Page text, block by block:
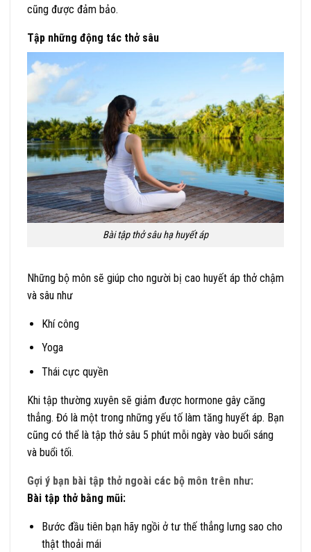
cũng được đảm bảo.
Tập những động tác thở sâu
Bài tập thở sâu hạ huyết áp
Những bộ môn sẽ giúp cho người bị cao huyết áp thở chậm
và sâu như
Khí công
Yoga
Thái cực quyền
Khi tập thường xuyên sẽ giảm được hormone gây căng
thẳng. Đó là một trong những yếu tố làm tăng huyết áp. Bạn
cũng có thể là tập thở sâu 5 phút mỗi ngày vào buổi sáng
và buổi tối.
Gợi ý bạn bài tập thở ngoài các bộ môn trên như:
Bài tập thở bằng mũi:
Bước đầu tiên bạn hãy ngồi ở tư thế thẳng lưng sao cho
thật thoải mái